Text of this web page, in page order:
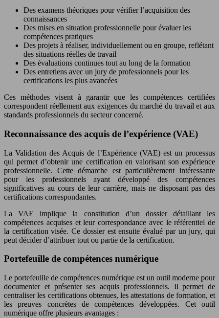
Des examens théoriques pour vérifier l’acquisition des
connaissances
Des mises en situation professionnelle pour évaluer les
compétences pratiques
Des projets à réaliser, individuellement ou en groupe, reflétant
des situations réelles de travail
Des évaluations continues tout au long de la formation
Des entretiens avec un jury de professionnels pour les
certifications les plus avancées
Ces méthodes visent à garantir que les compétences certifiées
correspondent réellement aux exigences du marché du travail et aux
standards professionnels du secteur concerné.
Reconnaissance des acquis de l’expérience (VAE)
La Validation des Acquis de l’Expérience (VAE) est un processus
qui permet d’obtenir une certification en valorisant son expérience
professionnelle. Cette démarche est particulièrement intéressante
pour les professionnels ayant développé des compétences
significatives au cours de leur carrière, mais ne disposant pas des
certifications correspondantes.
La VAE implique la constitution d’un dossier détaillant les
compétences acquises et leur correspondance avec le référentiel de
la certification visée. Ce dossier est ensuite évalué par un jury, qui
peut décider d’attribuer tout ou partie de la certification.
Portefeuille de compétences numérique
Le portefeuille de compétences numérique est un outil moderne pour
documenter et présenter ses acquis professionnels. Il permet de
centraliser les certifications obtenues, les attestations de formation, et
les preuves concrètes de compétences développées. Cet outil
numérique offre plusieurs avantages :